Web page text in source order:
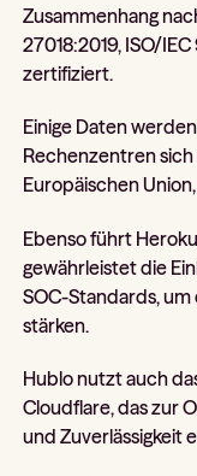
Zusammenhang
27018:2019, ISO/IEC
zertifiziert.
Einige Daten
Rechenzentren
Europäischen
Ebenso führt
gewährleistet die
SOC-Standards,
stärken.
Hublo nutzt auch
Cloudflare, das zur
und Zuverlässigkeit